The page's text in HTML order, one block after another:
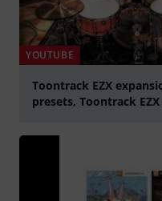
YOUTUBE
Toontrack EZX
presets, Toontrack